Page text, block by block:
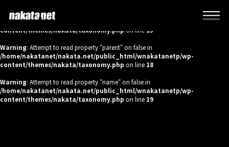
Warning: Attempt to read property "name" on false in
/home/nakatanet/nakata.net/public_html/wnakatanetp/wp-
content/themes/nakata/taxonomy.php on line 15
Warning: Attempt to read property "parent" on false in
/home/nakatanet/nakata.net/public_html/wnakatanetp/wp-
content/themes/nakata/taxonomy.php on line 18
Warning: Attempt to read property "name" on false in
/home/nakatanet/nakata.net/public_html/wnakatanetp/wp-
content/themes/nakata/taxonomy.php on line 19